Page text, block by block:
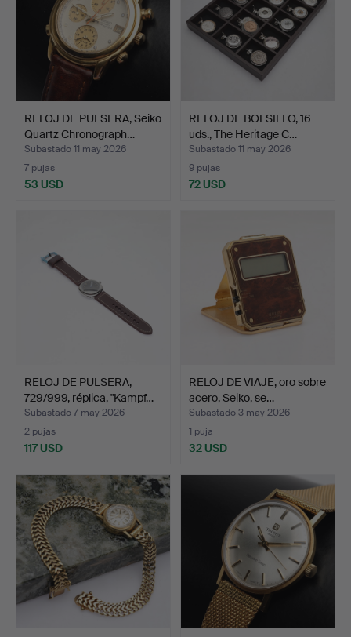
RELOJ DE PULSERA, Seiko
Quartz Chronograph…
Subastado 11 may 2026
7 pujas
53 USD
RELOJ DE BOLSILLO, 16
uds., The Heritage C…
Subastado 11 may 2026
9 pujas
72 USD
RELOJ DE PULSERA,
729/999, réplica, "Kampf…
Subastado 7 may 2026
2 pujas
117 USD
RELOJ DE VIAJE, oro sobre
acero, Seiko, se…
Subastado 3 may 2026
1 puja
32 USD